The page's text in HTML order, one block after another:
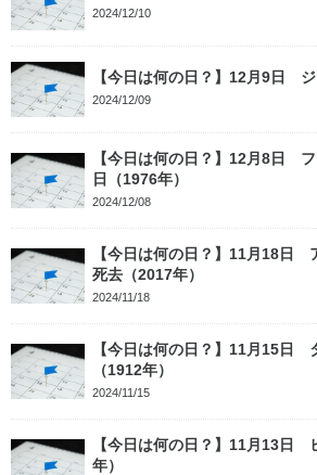
2024/12/10
【今日は何の日？】12月9日 ジ
2024/12/09
【今日は何の日？】12月8日
日（1976年）
2024/12/08
【今日は何の日？】11月18日
死去（2017年）
2024/11/18
【今日は何の日？】11月15日
（1912年）
2024/11/15
【今日は何の日？】11月13日
年）